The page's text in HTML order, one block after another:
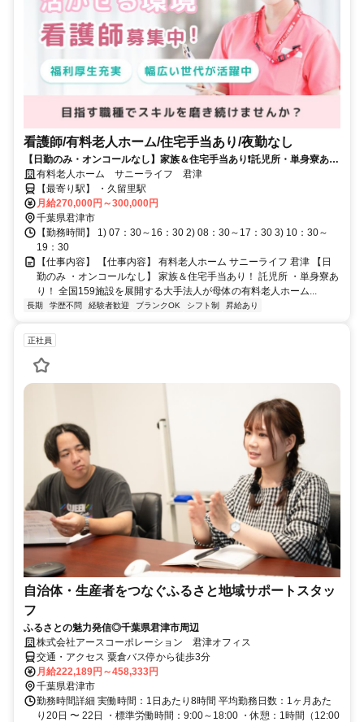
看護師/有料老人ホーム/住宅手当あり/夜勤なし
【日勤のみ・オンコールなし】家族＆住宅手当あり❗️託児所・単身寮あり
❗️全国159施設を展開する大手法人が母体の有料老人ホーム❗️
有料老人ホーム サニーライフ 君津
【最寄り駅】 ・久留里駅
月給270,000円～300,000円
千葉県君津市
【勤務時間】 1) 07：30～16：30 2) 08：30～17：30 3) 10：30～
19：30
【仕事内容】 【仕事内容】 有料老人ホーム サニーライフ 君津 【日
勤のみ ・オンコールなし】 家族＆住宅手当あり！ 託児所 ・単身寮あ
り！ 全国159施設を展開する大手法人が母体の有料老人ホーム...
長期 学歴不問 経験者歓迎 ブランクOK シフト制 昇給あり
正社員
自治体・生産者をつなぐふるさと地域サポートスタッ
フ
ふるさとの魅力発信◎千葉県君津市周辺
株式会社アースコーポレーション 君津オフィス
交通・アクセス 粟倉バス停から徒歩3分
月給222,189円～458,333円
千葉県君津市
勤務時間詳細 実働時間：1日あたり8時間 平均勤務日数：1ヶ月あた
り20日 〜 22日 ・標準労働時間：9:00～18:00 ・休憩：1時間（12:00